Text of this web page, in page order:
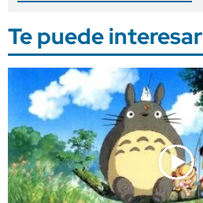
Te puede interesar